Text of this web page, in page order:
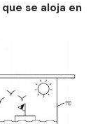
se aloja en